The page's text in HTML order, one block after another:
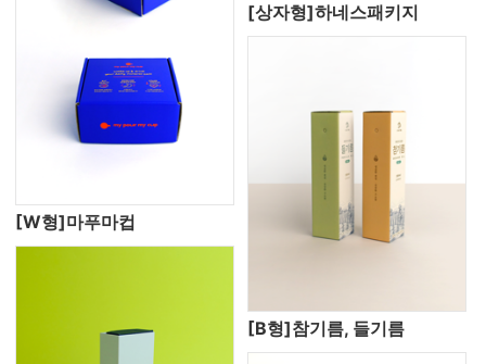
[W형]마푸마컵
[상자형]하네스패키지
[B형]참기름, 들기름